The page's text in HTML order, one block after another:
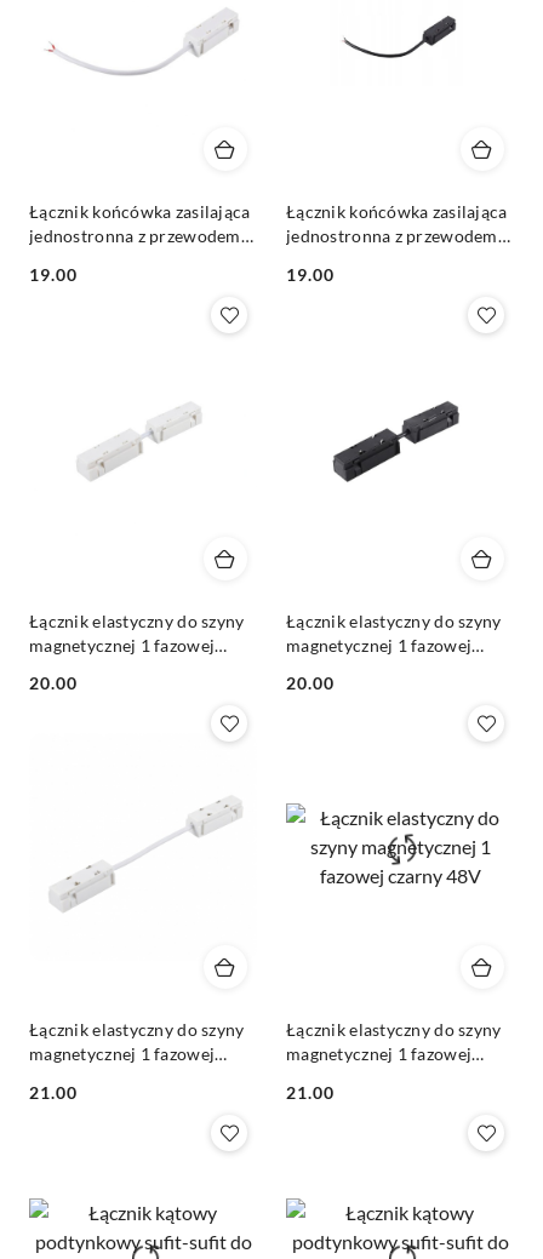
Łącznik końcówka zasilająca
jednostronna z przewodem
magnetycznych 48V biała
Cena:
19.00
Łącznik końcówka zasilająca
jednostronna z przewodem
magnetycznych 48V czarna
Cena:
19.00
Łącznik elastyczny do szyny
magnetycznej 1 fazowej
Cena:
20.00
Łącznik elastyczny do szyny
magnetycznej 1 fazowej
Cena:
20.00
Łącznik elastyczny do szyny
magnetycznej 1 fazowej
Cena:
21.00
Łącznik elastyczny do szyny
magnetycznej 1 fazowej
Cena:
21.00